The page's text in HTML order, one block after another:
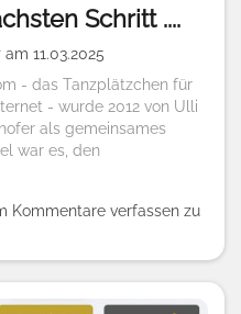
Schritt ....
am 11.03.2025
- das Tanzplätzchen für
- wurde 2012 von Ulli
als gemeinsames
war es, den
Kommentare verfassen zu